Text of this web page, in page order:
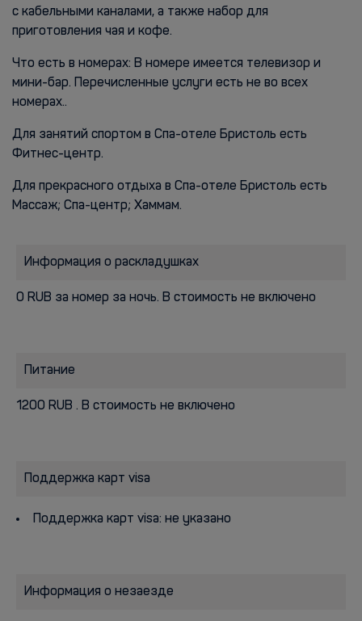
с кабельными каналами, а также набор для
приготовления чая и кофе.
Что есть в номерах: В номере имеется телевизор и
мини-бар. Перечисленные услуги есть не во всех
номерах..
Для занятий спортом в Спа-отеле Бристоль есть
Фитнес-центр.
Для прекрасного отдыха в Спа-отеле Бристоль есть
Массаж; Спа-центр; Хаммам.
Информация о раскладушках
0 RUB за номер за ночь. В стоимость не включено
Питание
1200 RUB . В стоимость не включено
Поддержка карт visa
Поддержка карт visa: не указано
Информация о незаезде